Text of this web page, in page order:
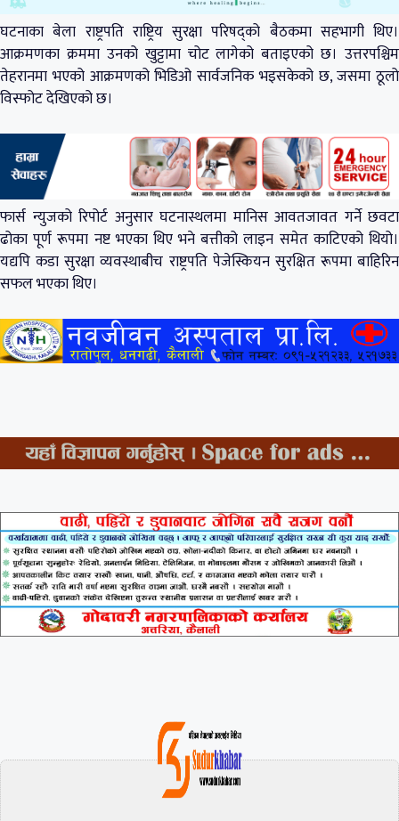
घटनाका बेला राष्ट्रपति राष्ट्रिय सुरक्षा परिषद्को बैठकमा सहभागी थिए।
आक्रमणका क्रममा उनको खुट्टामा चोट लागेको बताइएको छ। उत्तरपश्चिम
तेहरानमा भएको आक्रमणको भिडिओ सार्वजनिक भइसकेको छ, जसमा ठूलो
विस्फोट देखिएको छ।
फार्स न्युजको रिपोर्ट अनुसार घटनास्थलमा मानिस आवतजावत गर्ने छवटा
ढोका पूर्ण रूपमा नष्ट भएका थिए भने बत्तीको लाइन समेत काटिएको थियो।
यद्यपि कडा सुरक्षा व्यवस्थाबीच राष्ट्रपति पेजेस्कियन सुरक्षित रूपमा बाहिरिन
सफल भएका थिए।